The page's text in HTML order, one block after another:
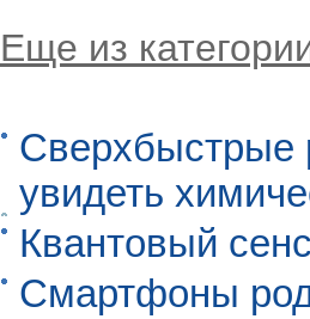
Еще из
Сверхбыстрые
увидеть
Квантовый
Смартфоны